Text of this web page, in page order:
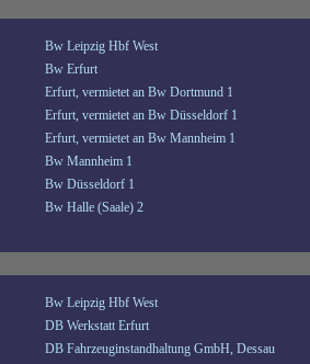
Bw Leipzig Hbf West
Bw Erfurt
Erfurt, vermietet an Bw Dortmund 1
Erfurt, vermietet an Bw Düsseldorf 1
Erfurt, vermietet an Bw Mannheim 1
Bw Mannheim 1
Bw Düsseldorf 1
Bw Halle (Saale) 2
Bw Leipzig Hbf West
DB Werkstatt Erfurt
DB Fahrzeuginstandhaltung GmbH, Dessau